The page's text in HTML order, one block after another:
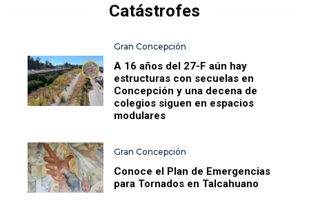
Catástrofes
Gran Concepción
A 16 años del 27-F aún hay
estructuras con secuelas en
Concepción y una decena de
colegios siguen en espacios
modulares
Gran Concepción
Conoce el Plan de Emergencias
para Tornados en Talcahuano